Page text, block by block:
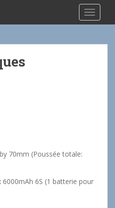
70mm (Poussée totale:
6S (1 batterie pour